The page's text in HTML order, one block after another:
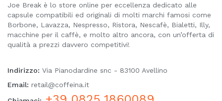
Joe Break è lo store online per eccellenza dedicato alle
capsule compatibili ed originali di molti marchi famosi come
Borbone, Lavazza, Nespresso, Ristora, Nescafè, Bialetti, Illy,
macchine per il caffè, e molto altro ancora, con un’offerta di
qualità a prezzi davvero competitivi!
Indirizzo: Via Pianodardine snc - 83100 Avellino
Email: retail@coffeina.it